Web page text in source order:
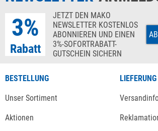
3%
Rabatt
JETZT DEN MAKO
NEWSLETTER KOSTENLOS
ABONNIEREN UND EINEN
3%-SOFORTRABATT-
GUTSCHEIN SICHERN
BESTELLUNG
Unser Sortiment
Aktionen
LIEFERUNG